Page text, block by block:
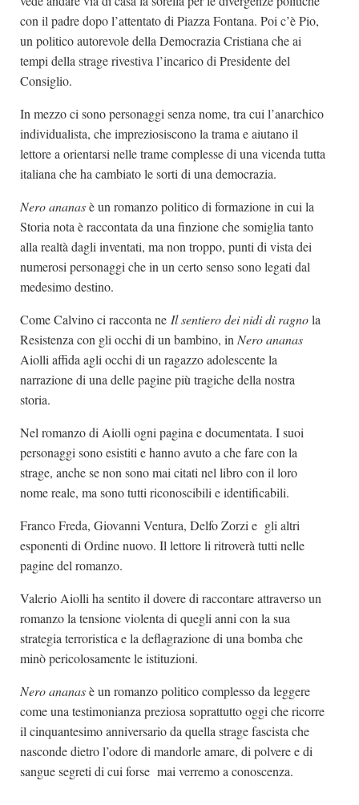
con il padre dopo l’attentato di Piazza Fontana. Poi c’è Pio,
un politico autorevole della Democrazia Cristiana che ai
tempi della strage rivestiva l’incarico di Presidente del
Consiglio.
In mezzo ci sono personaggi senza nome, tra cui l’anarchico
individualista, che impreziosiscono la trama e aiutano il
lettore a orientarsi nelle trame complesse di una vicenda tutta
italiana che ha cambiato le sorti di una democrazia.
Nero ananasè un romanzo politico di formazione in cui la
Storia nota è raccontata da una finzione che somiglia tanto
alla realtà dagli inventati, ma non troppo, punti di vista dei
numerosi personaggi che in un certo senso sono legati dal
medesimo destino.
Come Calvino ci racconta ne Il sentiero dei nidi di ragnola
Resistenza con gli occhi di un bambino, in Nero ananas
Aiolli affida agli occhi di un ragazzo adolescente la
narrazione di una delle pagine più tragiche della nostra
storia.
Nel romanzo di Aiolli ogni pagina e documentata. I suoi
personaggi sono esistiti e hanno avuto a che fare con la
strage, anche se non sono mai citati nel libro con il loro
nome reale, ma sono tutti riconoscibili e identificabili.
Franco Freda, Giovanni Ventura, Delfo Zorzi e gli altri
esponenti di Ordine nuovo. Il lettore li ritroverà tutti nelle
pagine del romanzo.
Valerio Aiolli ha sentito il dovere di raccontare attraverso un
romanzo la tensione violenta di quegli anni con la sua
strategia terroristica e la deflagrazione di una bomba che
minò pericolosamente le istituzioni.
Nero ananasè un romanzo politico complesso da leggere
come una testimonianza preziosa soprattutto oggi che ricorre
il cinquantesimo anniversario da quella strage fascista che
nasconde dietro l’odore di mandorle amare, di polvere e di
sangue segreti di cui forse mai verremo a conoscenza.